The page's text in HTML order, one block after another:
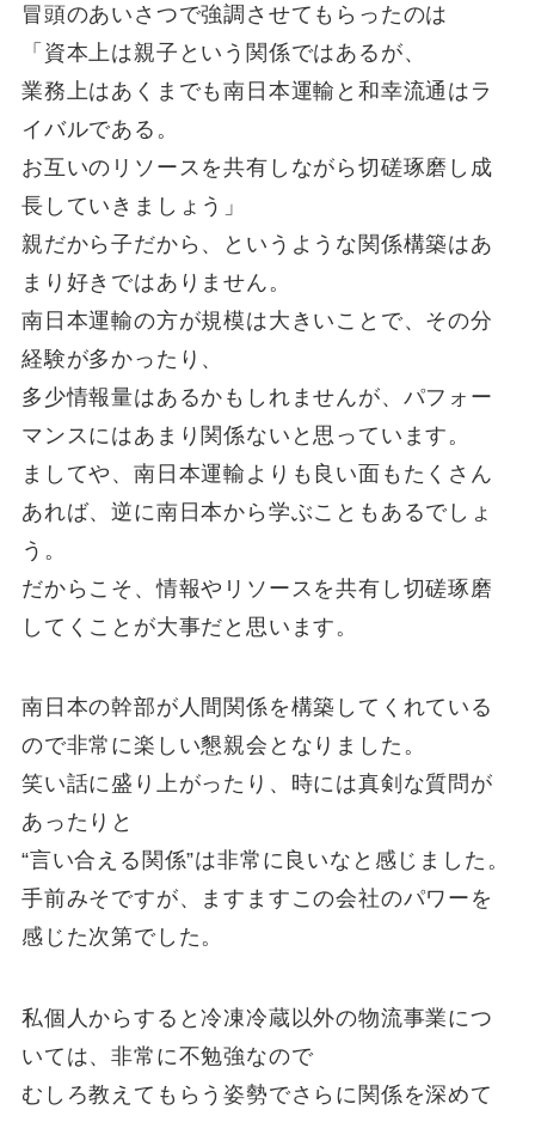
冒頭のあいさつで強調させてもらったのは
「資本上は親子という関係ではあるが、
業務上はあくまでも南日本運輸と和幸流通はラ
イバルである。
お互いのリソースを共有しながら切磋琢磨し成
長していきましょう」
親だから子だから、というような関係構築はあ
まり好きではありません。
南日本運輸の方が規模は大きいことで、その分
経験が多かったり、
多少情報量はあるかもしれませんが、パフォー
マンスにはあまり関係ないと思っています。
ましてや、南日本運輸よりも良い面もたくさん
あれば、逆に南日本から学ぶこともあるでしょ
う。
だからこそ、情報やリソースを共有し切磋琢磨
してくことが大事だと思います。
南日本の幹部が人間関係を構築してくれている
ので非常に楽しい懇親会となりました。
笑い話に盛り上がったり、時には真剣な質問が
あったりと
“言い合える関係”は非常に良いなと感じました。
手前みそですが、ますますこの会社のパワーを
感じた次第でした。
私個人からすると冷凍冷蔵以外の物流事業につ
いては、非常に不勉強なので
むしろ教えてもらう姿勢でさらに関係を深めて